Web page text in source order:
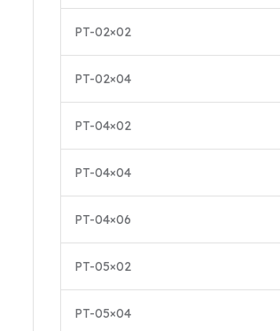
PT-02×02
PT-02×04
PT-04×02
PT-04×04
PT-04×06
PT-05×02
PT-05×04